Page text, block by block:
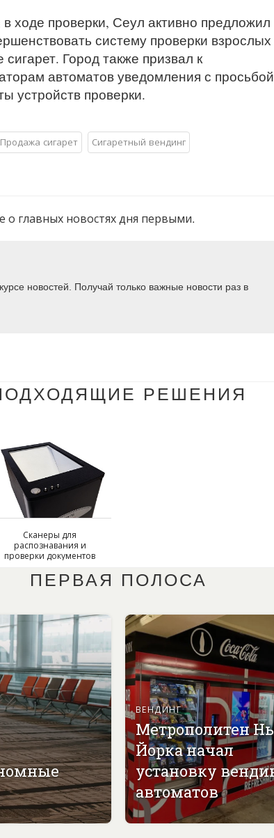
ходе проверки, Сеул активно предложил
систему проверки взрослых
Город также призвал к
автоматов уведомления с просьбой
устройств проверки.
Продажа сигарет
Сигаретный вендинг
о главных новостях дня первыми.
новостей. Получай только важные новости раз в
РЕШЕНИЯ
Сканеры для
распознавания и
проверки документов
ПЕРВАЯ ПОЛОСА
ВЕНДИНГ
Метрополитен
Йорка начал
установку
автоматов